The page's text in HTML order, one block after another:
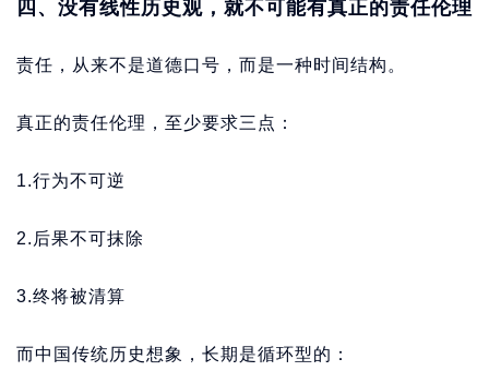
四、没有线性历史观，就不可能有真正的责任伦理
责任，从来不是道德口号，而是一种时间结构。
真正的责任伦理，至少要求三点：
1.行为不可逆
2.后果不可抹除
3.终将被清算
而中国传统历史想象，长期是循环型的：